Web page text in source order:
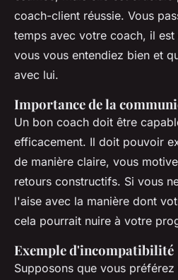
coach-client réussie. Vous
temps avec votre coach, il
vous vous entendiez bien et
avec lui.
Importance de la
Un bon coach doit être
efficacement. Il doit pouvoir
de manière claire, vous
retours constructifs. Si vous
l'aise avec la manière dont
cela pourrait nuire à votre
Exemple d'incompatibilité
Supposons que vous